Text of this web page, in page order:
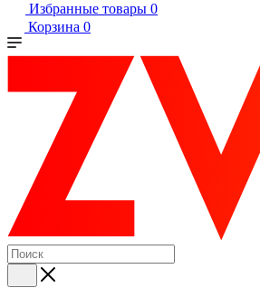
Избранные товары 0
Корзина 0